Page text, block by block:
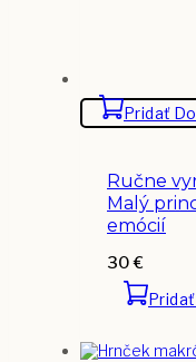
Pridať
Ručne
Malý
emócií
30€